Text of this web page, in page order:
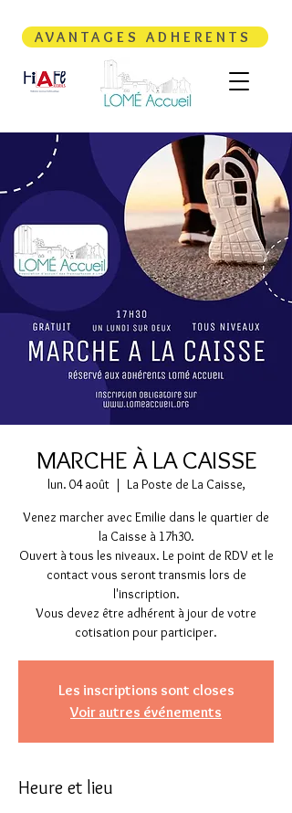
AVANTAGES ADHERENTS
MARCHE À LA CAISSE
lun. 04 août
  |
La Poste de La Caisse,
Venez marcher avec Emilie dans le quartier de
la Caisse à 17h30.
Ouvert à tous les niveaux. Le point de RDV et le
contact vous seront transmis lors de
l'inscription.
Vous devez être adhérent à jour de votre
cotisation pour participer.
Les inscriptions sont closes
Voir autres événements
Heure et lieu